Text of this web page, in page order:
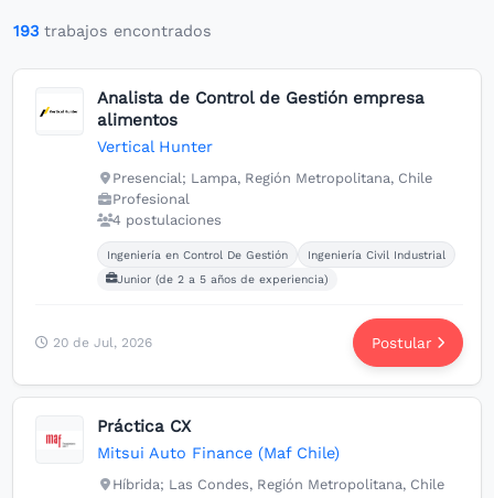
193 trabajos encontrados
Analista de Control de Gestión empresa
alimentos
Vertical Hunter
Presencial; Lampa, Región Metropolitana, Chile
Profesional
4 postulaciones
Carreras buscadas:
Ingeniería en Control De Gestión
Ingeniería Civil Industrial
Junior (de 2 a 5 años de experiencia)
20 de Jul, 2026 Postular
Práctica CX
Mitsui Auto Finance (Maf Chile)
Híbrida; Las Condes, Región Metropolitana, Chile